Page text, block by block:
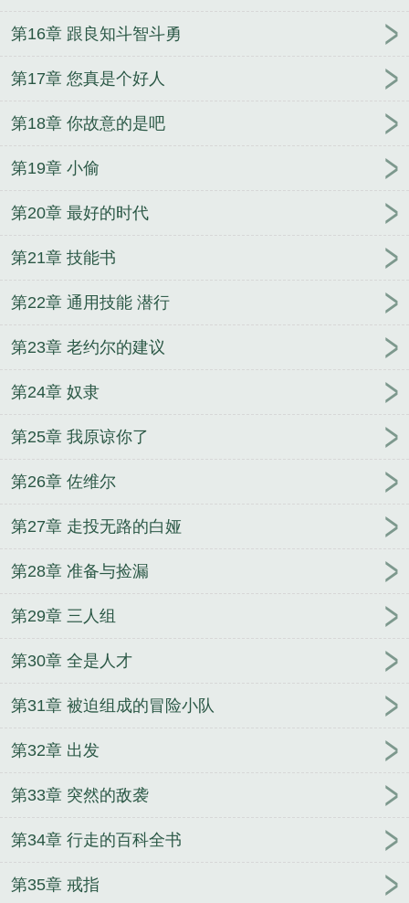
第16章 跟良知斗智斗勇
第17章 您真是个好人
第18章 你故意的是吧
第19章 小偷
第20章 最好的时代
第21章 技能书
第22章 通用技能 潜行
第23章 老约尔的建议
第24章 奴隶
第25章 我原谅你了
第26章 佐维尔
第27章 走投无路的白娅
第28章 准备与捡漏
第29章 三人组
第30章 全是人才
第31章 被迫组成的冒险小队
第32章 出发
第33章 突然的敌袭
第34章 行走的百科全书
第35章 戒指